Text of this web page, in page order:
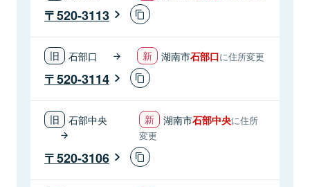
520-3113
石部口 湖南市石部口に住所変更
520-3114
石部中央 湖南市石部中央に住所
変更
520-3106